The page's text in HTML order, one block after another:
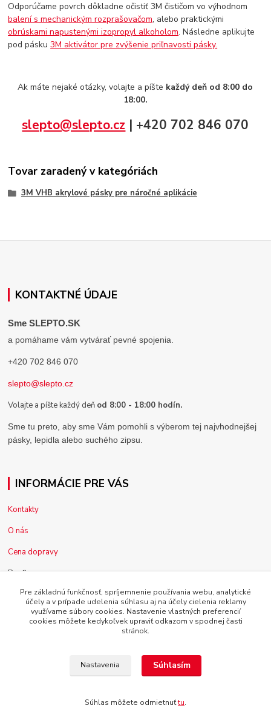
Odporúčame povrch dôkladne očistiť 3M čističom vo výhodnom
balení s mechanickým rozprašovačom, alebo praktickými
obrúskami napustenými izopropyl alkoholom. Následne aplikujte
pod pásku3M aktivátor pre zvýšenie priľnavosti pásky.
Ak máte nejaké otázky, volajte a píšte každý deň od 8:00 do
18:00.
slepto@slepto.cz | +420 702 846 070
Tovar zaradený v kategóriách
3M VHB akrylové pásky pre náročné aplikácie
KONTAKTNÉ ÚDAJE
Sme SLEPTO.SK
a pomáhame vám vytvárať pevné spojenia.
+420 702 846 070
slepto@slepto.cz
Volajte a píšte každý deň od 8:00 - 18:00 hodín.
Sme tu preto, aby sme Vám pomohli s výberom tej najvhodnejšej
pásky, lepidla alebo suchého zipsu.
INFORMÁCIE PRE VÁS
Kontakty
O nás
Cena dopravy
Pre firmy
Reklamácia tovaru
Obchodné podmienky
Copyright © 2014 - 2025 SLEPTO, s.r.o. , Všetky práva vyhradené
Pre základnú funkčnosť, spríjemnenie používania webu, analytické
účely a v prípade udelenia súhlasu aj na účely cielenia reklamy
využívame súbory cookies. Nastavenie vlastných preferencií
cookies môžete kedykoľvek upraviť odkazom v spodnej časti
stránok.
Nastavenia Súhlasím
Súhlas môžete odmietnuťtu.